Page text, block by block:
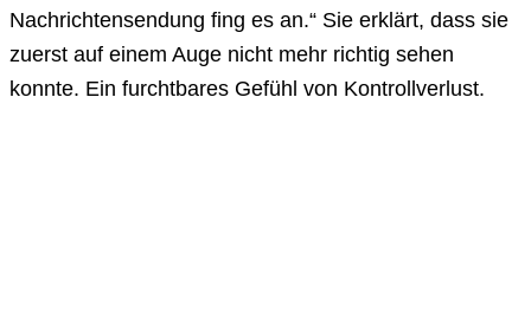
Nachrichtensendung fing es an.“ Sie erklärt, dass sie
zuerst auf einem Auge nicht mehr richtig sehen
konnte. Ein furchtbares Gefühl von Kontrollverlust.